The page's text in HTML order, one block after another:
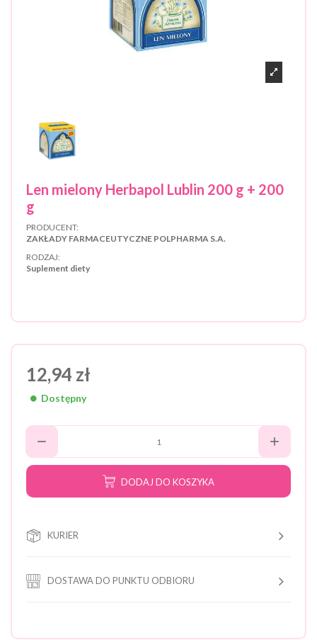
Len mielony Herbapol Lublin 200 g + 200
g
PRODUCENT:
ZAKŁADY FARMACEUTYCZNE POLPHARMA S.A.
RODZAJ:
Suplement diety
12,94 zł
Dostępny
DODAJ DO KOSZYKA
KURIER
DOSTAWA DO PUNKTU ODBIORU